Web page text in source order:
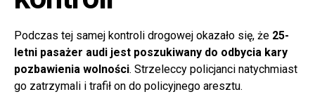
Podczas tej samej kontroli drogowej okazało się, że 25-
letni pasażer audi jest poszukiwany do odbycia kary
pozbawienia wolności. Strzeleccy policjanci natychmiast
go zatrzymali i trafił on do policyjnego aresztu.